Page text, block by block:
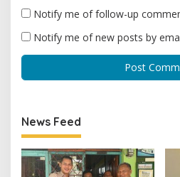
Notify me of follow-up
Notify me of new posts by
News Feed